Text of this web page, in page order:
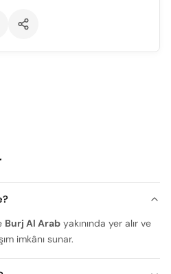
Burj Al Arab yakınında yer alır ve
imkânı sunar.